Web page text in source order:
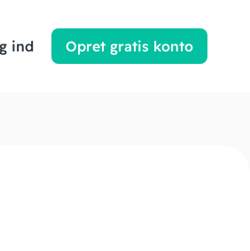
ind Opret gratis konto